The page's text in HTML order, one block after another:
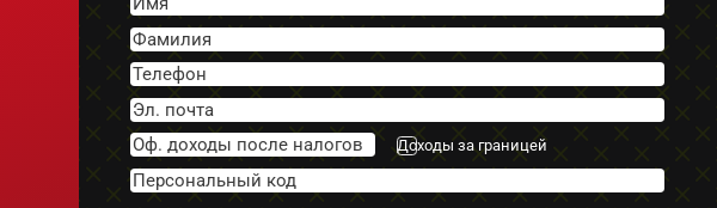
Доходы за границей